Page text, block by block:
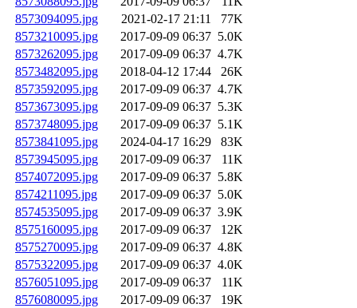
8573094095.jpg
2021-02-17 21:11
77K
8573210095.jpg
2017-09-09 06:37 5.0K
8573262095.jpg
2017-09-09 06:37 4.7K
8573482095.jpg
2018-04-12 17:44
26K
8573592095.jpg
2017-09-09 06:37 4.7K
8573673095.jpg
2017-09-09 06:37 5.3K
8573748095.jpg
2017-09-09 06:37 5.1K
8573841095.jpg
2024-04-17 16:29
83K
8573945095.jpg
2017-09-09 06:37
11K
8574072095.jpg
2017-09-09 06:37 5.8K
8574211095.jpg
2017-09-09 06:37 5.0K
8574535095.jpg
2017-09-09 06:37 3.9K
8575160095.jpg
2017-09-09 06:37
12K
8575270095.jpg
2017-09-09 06:37 4.8K
8575322095.jpg
2017-09-09 06:37 4.0K
8576051095.jpg
2017-09-09 06:37
11K
8576080095.jpg
2017-09-09 06:37
19K